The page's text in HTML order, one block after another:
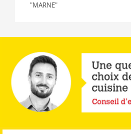
"MARNE"